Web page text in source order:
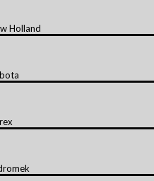
Holland